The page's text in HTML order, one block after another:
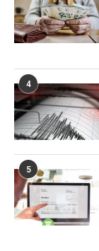
4
5